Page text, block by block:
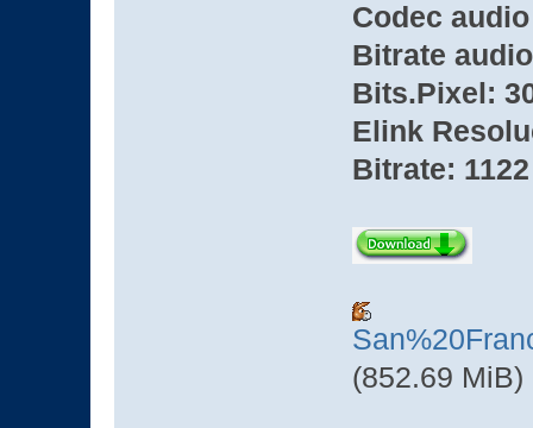
Codec
Bitrate
Bits.Pixel:
Elink
Bitrate: 1122
(852.69 MiB)